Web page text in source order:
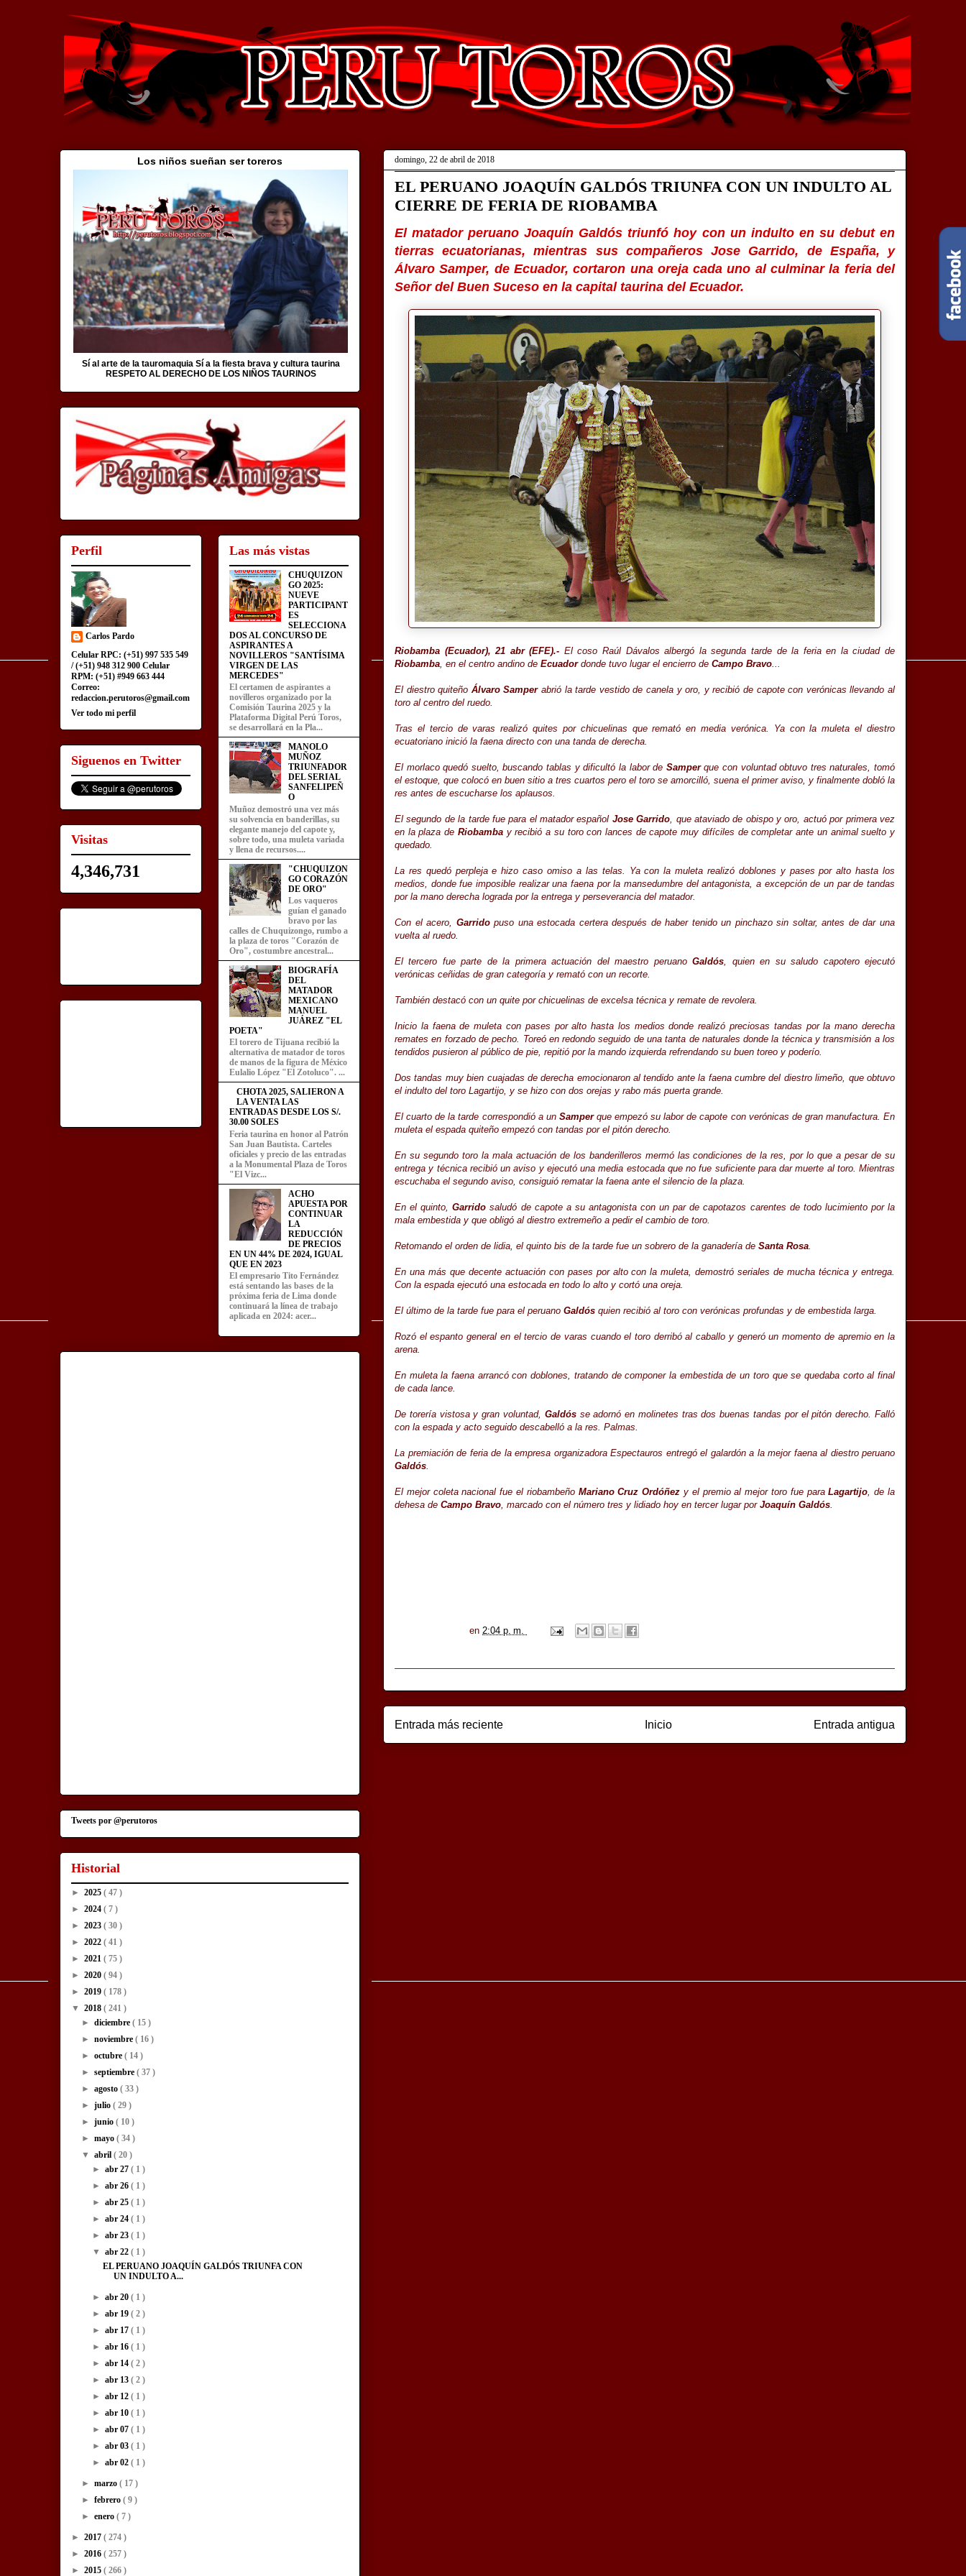
domingo, 22 de abril de 2018
EL PERUANO JOAQUÍN GALDÓS TRIUNFA CON UN INDULTO AL
CIERRE DE FERIA DE RIOBAMBA
El matador peruano Joaquín Galdós triunfó hoy con un indulto en su debut en
tierras ecuatorianas, mientras sus compañeros Jose Garrido, de España, y
Álvaro Samper, de Ecuador, cortaron una oreja cada uno al culminar la feria del
Señor del Buen Suceso en la capital taurina del Ecuador.
Riobamba (Ecuador), 21 abr (EFE).- El coso Raúl Dávalos albergó la segunda tarde de la feria en la ciudad de
Riobamba, en el centro andino de Ecuadordonde tuvo lugar el encierro de Campo Bravo...
El diestro quiteño Álvaro Samperabrió la tarde vestido de canela y oro, y recibió de capote con verónicas llevando al
toro al centro del ruedo.
Tras el tercio de varas realizó quites por chicuelinas que remató en media verónica. Ya con la muleta el diestro
ecuatoriano inició la faena directo con una tanda de derecha.
El morlaco quedó suelto, buscando tablas y dificultó la labor de Samperque con voluntad obtuvo tres naturales, tomó
el estoque, que colocó en buen sitio a tres cuartos pero el toro se amorcilló, suena el primer aviso, y finalmente dobló la
res antes de escucharse los aplausos.
El segundo de la tarde fue para el matador español Jose Garrido, que ataviado de obispo y oro, actuó por primera vez
en la plaza de Riobambay recibió a su toro con lances de capote muy difíciles de completar ante un animal suelto y
quedado.
La res quedó perpleja e hizo caso omiso a las telas. Ya con la muleta realizó doblones y pases por alto hasta los
medios, donde fue imposible realizar una faena por la mansedumbre del antagonista, a excepción de un par de tandas
por la mano derecha lograda por la entrega y perseverancia del matador.
Con el acero, Garridopuso una estocada certera después de haber tenido un pinchazo sin soltar, antes de dar una
vuelta al ruedo.
El tercero fue parte de la primera actuación del maestro peruanoGaldós, quien en su saludo capotero ejecutó
verónicas ceñidas de gran categoría y remató con un recorte.
También destacó con un quite por chicuelinas de excelsa técnica y remate de revolera.
Inicio la faena de muleta con pases por alto hasta los medios donde realizó preciosas tandas por la mano derecha
remates en forzado de pecho. Toreó en redondo seguido de una tanta de naturales donde la técnica y transmisión a los
tendidos pusieron al público de pie, repitió por la mando izquierda refrendando su buen toreo y poderío.
Dos tandas muy bien cuajadas de derecha emocionaron al tendido ante la faena cumbre del diestro limeño, que obtuvo
el indulto del toro Lagartijo, y se hizo con dos orejas y rabo más puerta grande.
El cuarto de la tarde correspondió a un Samperque empezó su labor de capote con verónicas de gran manufactura. En
muleta el espada quiteño empezó con tandas por el pitón derecho.
En su segundo toro la mala actuación de los banderilleros mermó las condiciones de la res, por lo que a pesar de su
entrega y técnica recibió un aviso y ejecutó una media estocada que no fue suficiente para dar muerte al toro. Mientras
escuchaba el segundo aviso, consiguió rematar la faena ante el silencio de la plaza.
En el quinto,Garrido saludó de capote a su antagonista con un par de capotazos carentes de todo lucimiento por la
mala embestida y que obligó al diestro extremeño a pedir el cambio de toro.
Retomando el orden de lidia, el quinto bis de la tarde fue un sobrero de la ganadería de Santa Rosa.
En una más que decente actuación con pases por alto con la muleta, demostró seriales de mucha técnica y entrega.
Con la espada ejecutó una estocada en todo lo alto y cortó una oreja.
El último de la tarde fue para el peruano Galdós quien recibió al toro con verónicas profundas y de embestida larga.
Rozó el espanto general en el tercio de varas cuando el toro derribó al caballo y generó un momento de apremio en la
arena.
En muleta la faena arrancó con doblones, tratando de componer la embestida de un toro que se quedaba corto al final
de cada lance.
De torería vistosa y gran voluntad, Galdósse adornó en molinetes tras dos buenas tandas por el pitón derecho. Falló
con la espada y acto seguido descabelló a la res. Palmas.
La premiación de feria de la empresa organizadora Espectauros entregó el galardón a la mejor faena al diestro peruano
Galdós.
El mejor coleta nacional fue el riobambeño Mariano Cruz Ordóñez y el premio al mejor toro fue paraLagartijo, de la
dehesa de Campo Bravo, marcado con el número tres y lidiado hoy en tercer lugar por Joaquín Galdós.
en 2:04 p. m.
Entrada más reciente Entrada antigua
Inicio
Los niños sueñan ser toreros
Sí al arte de la tauromaquia Sí a la fiesta brava y cultura taurina
RESPETO AL DERECHO DE LOS NIÑOS TAURINOS
Perfil
Carlos Pardo
Celular RPC: (+51) 997 535 549
/ (+51) 948 312 900 Celular
RPM: (+51) #949 663 444
Correo:
redaccion.perutoros@gmail.com
Ver todo mi perfil
Siguenos en Twitter
Visitas
4,346,731
Las más vistas
CHUQUIZON
GO 2025:
NUEVE
PARTICIPANT
ES
SELECCIONA
DOS AL CONCURSO DE
ASPIRANTES A
NOVILLEROS "SANTÍSIMA
VIRGEN DE LAS
MERCEDES"
El certamen de aspirantes a
novilleros organizado por la
Comisión Taurina 2025 y la
Plataforma Digital Perú Toros,
se desarrollará en la Pla...
MANOLO
MUÑOZ
TRIUNFADOR
DEL SERIAL
SANFELIPEÑ
O
Muñoz demostró una vez más
su solvencia en banderillas, su
elegante manejo del capote y,
sobre todo, una muleta variada
y llena de recursos....
"CHUQUIZON
GO CORAZÓN
DE ORO"
Los vaqueros
guían el ganado
bravo por las
calles de Chuquizongo, rumbo a
la plaza de toros "Corazón de
Oro", costumbre ancestral...
BIOGRAFÍA
DEL
MATADOR
MEXICANO
MANUEL
JUÁREZ "EL
POETA"
El torero de Tijuana recibió la
alternativa de matador de toros
de manos de la figura de México
Eulalio López "El Zotoluco". ...
CHOTA 2025, SALIERON A
LA VENTA LAS
ENTRADAS DESDE LOS S/.
30.00 SOLES
Feria taurina en honor al Patrón
San Juan Bautista. Carteles
oficiales y precio de las entradas
a la Monumental Plaza de Toros
"El Vizc...
ACHO
APUESTA POR
CONTINUAR
LA
REDUCCIÓN
DE PRECIOS
EN UN 44% DE 2024, IGUAL
QUE EN 2023
El empresario Tito Fernández
está sentando las bases de la
próxima feria de Lima donde
continuará la línea de trabajo
aplicada en 2024: acer...
Tweets por @perutoros
Historial
► 2025 ( 47 )
► 2024 ( 7 )
► 2023 ( 30 )
► 2022 ( 41 )
► 2021 ( 75 )
► 2020 ( 94 )
► 2019 ( 178 )
▼ 2018 ( 241 )
►diciembre( 15 )
►noviembre( 16 )
►octubre( 14 )
►septiembre( 37 )
►agosto( 33 )
►julio( 29 )
►junio( 10 )
►mayo( 34 )
▼abril( 20 )
► abr 27 ( 1 )
► abr 26 ( 1 )
► abr 25 ( 1 )
► abr 24 ( 1 )
► abr 23 ( 1 )
▼ abr 22 ( 1 )
EL PERUANO JOAQUÍN GALDÓS TRIUNFA CON
UN INDULTO A...
► abr 20 ( 1 )
► abr 19 ( 2 )
► abr 17 ( 1 )
► abr 16 ( 1 )
► abr 14 ( 2 )
► abr 13 ( 2 )
► abr 12 ( 1 )
► abr 10 ( 1 )
► abr 07 ( 1 )
► abr 03 ( 1 )
► abr 02 ( 1 )
►marzo( 17 )
►febrero( 9 )
►enero( 7 )
► 2017 ( 274 )
► 2016 ( 257 )
► 2015 ( 266 )